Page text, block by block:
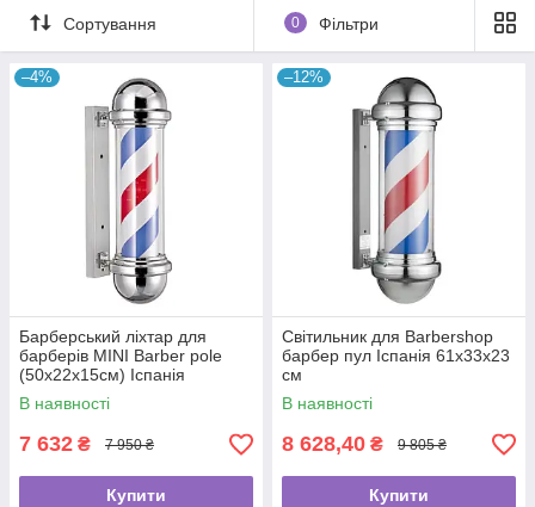
Коли Ви поринете в агресивну чоловічу атмосферу, то
спочатку.
Сортування 0 Фільтри
–4%
Барберський ліхтар для
барберів MINI Barber pole
(50х22х15см) Іспанія
В наявності
7 632 ₴ 7 950 ₴
Купити
–12%
Світильник для Barbershop
барбер пул Іспанія 61x33x23
см
В наявності
8 628,40 ₴ 9 805 ₴
Купити